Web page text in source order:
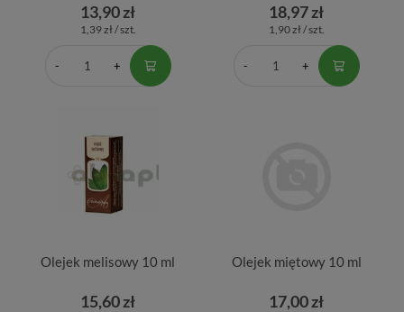
13,90 zł
1,39 zł / szt.
18,97 zł
1,90 zł / szt.
Olejek melisowy 10 ml
15,60 zł
Olejek miętowy 10 ml
17,00 zł